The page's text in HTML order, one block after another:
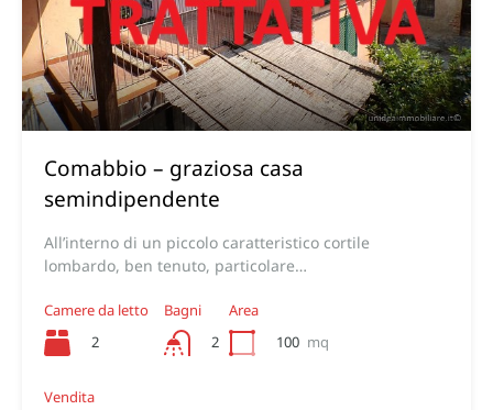
Comabbio – graziosa casa
semindipendente
All’interno di un piccolo caratteristico cortile
lombardo, ben tenuto, particolare…
Camere da letto
2
Bagni
2
Area
100 mq
Vendita